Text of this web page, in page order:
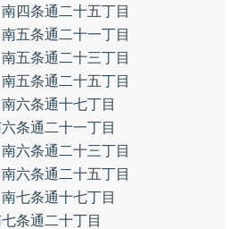
南四条通二十五丁目
南五条通二十一丁目
南五条通二十三丁目
南五条通二十五丁目
南六条通十七丁目
条通二十一丁目
南六条通二十三丁目
南六条通二十五丁目
南七条通十七丁目
条通二十丁目